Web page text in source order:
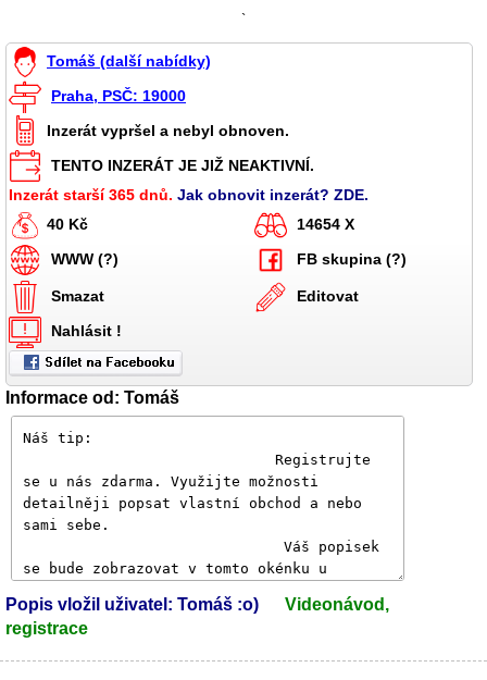
`
Tomáš (další nabídky)
Praha, PSČ: 19000
Inzerát vypršel a nebyl obnoven.
TENTO INZERÁT JE JIŽ NEAKTIVNÍ.
Inzerát starší 365 dnů. Jak obnovit inzerát? ZDE.
40 Kč
14654 X
WWW (?)
FB skupina (?)
Smazat
Editovat
Nahlásit !
Informace od: Tomáš
Popis vložil uživatel: Tomáš :o)
Videonávod,
registrace